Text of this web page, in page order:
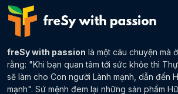
freSy with passion là một câu chuyện mà
rằng: "Khi bạn quan tâm tới sức khỏe thì
sẽ làm cho Con người Lành mạnh, dẫn đến
mạnh". Sứ mệnh đem lại những sản phẩm